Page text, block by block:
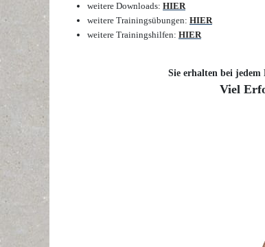
weitere Downloads: HIER
weitere Trainingsübungen: HIER
weitere Trainingshilfen: HIER
Sie erhalten bei
Viel